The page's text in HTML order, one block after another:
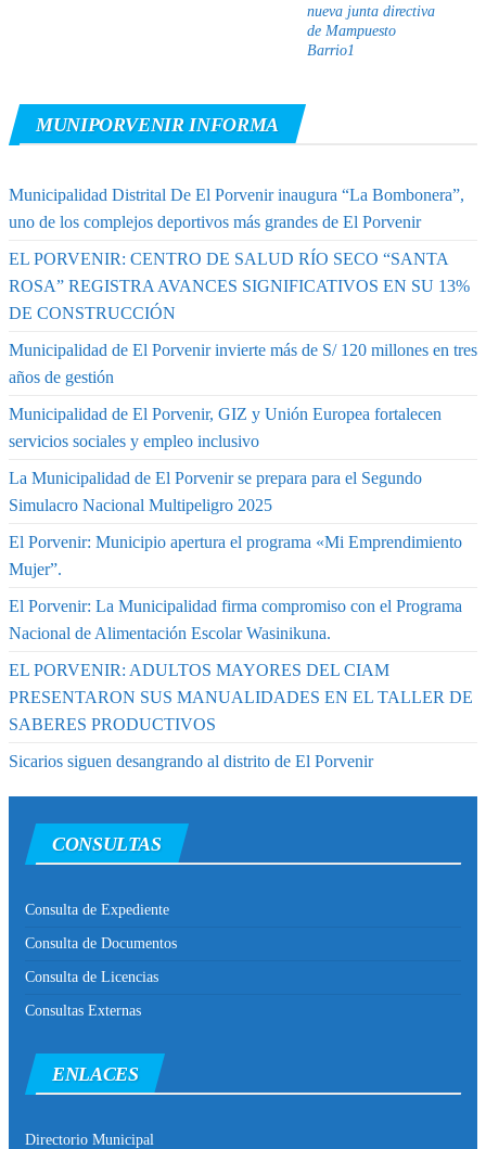
nueva junta directiva
de Mampuesto
Barrio1
MUNIPORVENIR INFORMA
Municipalidad Distrital De El Porvenir inaugura “La Bombonera”,
uno de los complejos deportivos más grandes de El Porvenir
EL PORVENIR: CENTRO DE SALUD RÍO SECO “SANTA
ROSA” REGISTRA AVANCES SIGNIFICATIVOS EN SU 13%
DE CONSTRUCCIÓN
Municipalidad de El Porvenir invierte más de S/ 120 millones en tres
años de gestión
Municipalidad de El Porvenir, GIZ y Unión Europea fortalecen
servicios sociales y empleo inclusivo
La Municipalidad de El Porvenir se prepara para el Segundo
Simulacro Nacional Multipeligro 2025
El Porvenir: Municipio apertura el programa «Mi Emprendimiento
Mujer”.
El Porvenir: La Municipalidad firma compromiso con el Programa
Nacional de Alimentación Escolar Wasinikuna.
EL PORVENIR: ADULTOS MAYORES DEL CIAM
PRESENTARON SUS MANUALIDADES EN EL TALLER DE
SABERES PRODUCTIVOS
Sicarios siguen desangrando al distrito de El Porvenir
CONSULTAS
Consulta de Expediente
Consulta de Documentos
Consulta de Licencias
Consultas Externas
ENLACES
Directorio Municipal